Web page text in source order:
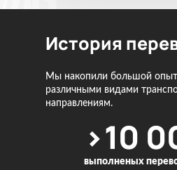
История
Мы накопили большой опыт
различными видами
направлениям.
>10
выполненых